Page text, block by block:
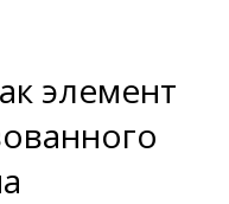
элемент